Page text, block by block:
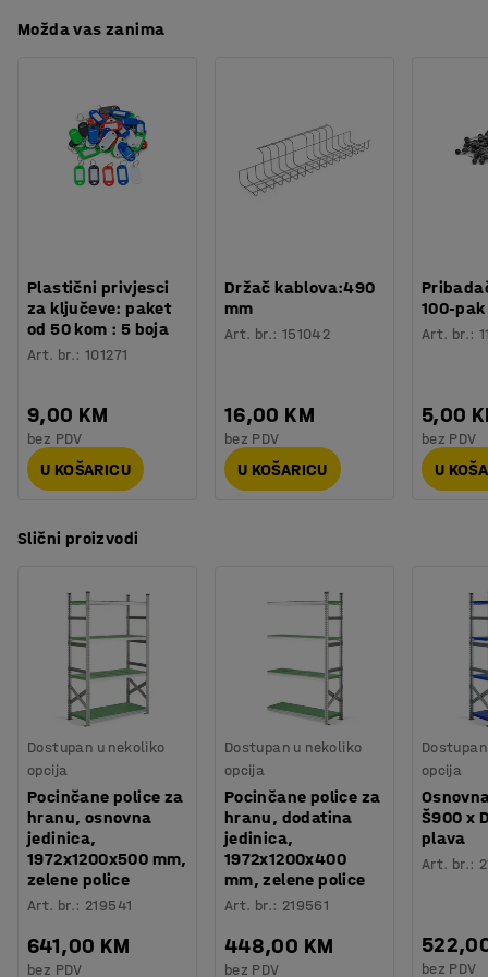
Možda vas zanima
Plastični privjesci
za ključeve: paket
od 50 kom : 5 boja
Art. br.:101271
9,00 KM
bez PDV
U KOŠARICU
Držač kablova:490
mm
Art. br.: 151042
16,00 KM
bez PDV
U KOŠARICU
100-pak
Art. br.:
5,00
bez PDV
U
Slični proizvodi
Dostupan u nekoliko
opcija
Pocinčane police za
hranu, osnovna
jedinica,
1972x1200x500 mm,
zelene police
Art. br.: 219541
641,00 KM
bez PDV
Dostupan u nekoliko
opcija
Pocinčane police za
hranu, dodatina
jedinica,
1972x1200x400
mm, zelene police
Art. br.: 219561
448,00 KM
bez PDV
opcija
Š900 x
plava
Art. br.:
bez PDV